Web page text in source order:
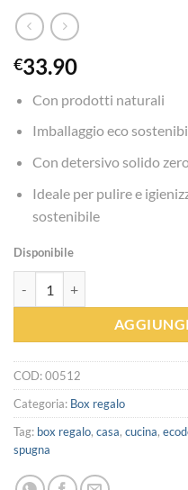
€33.90
Con prodotti naturali
Imballaggio eco
Con detersivo solido
Ideale per pulire e
sostenibile
Disponibile
COD:00512
Categoria: Box regalo
Tag: box regalo, casa, cucina,
spugna